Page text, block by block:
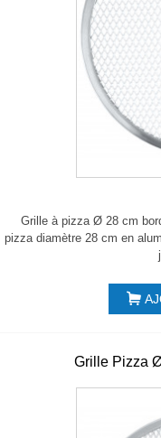
Grille à pizza Ø 28 cm
pizza diamètre 28 cm en
Grille Pizza